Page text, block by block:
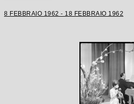
8 FEBBRAIO 1962 - 18 FEBBRAIO 1962